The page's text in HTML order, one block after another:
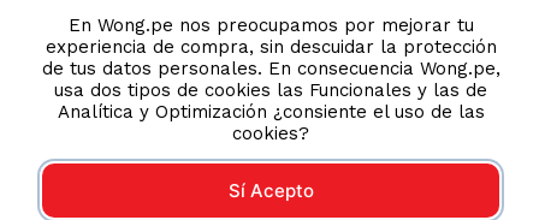
En Wong.pe nos preocupamos por mejorar tu
experiencia de compra, sin descuidar la protección
de tus datos personales. En consecuencia Wong.pe,
usa dos tipos de cookies las Funcionales y las de
Analítica y Optimización ¿consiente el uso de las
cookies?
Sí Acepto